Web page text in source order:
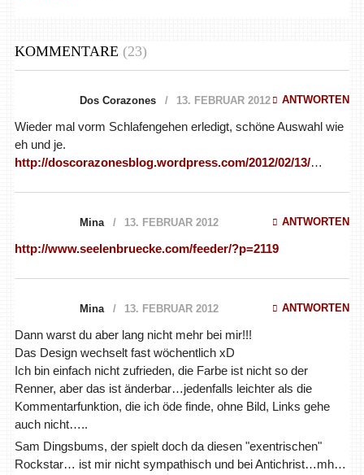
KOMMENTARE (23)
Dos Corazones 13. FEBRUAR 2012 ANTWORTEN
Wieder mal vorm Schlafengehen erledigt, schöne Auswahl wie
eh und je.
http://doscorazonesblog.wordpress.com/2012/02/13/…
Mina 13. FEBRUAR 2012 ANTWORTEN
http://www.seelenbruecke.com/feeder/?p=2119
Mina 13. FEBRUAR 2012 ANTWORTEN
Dann warst du aber lang nicht mehr bei mir!!!
Das Design wechselt fast wöchentlich xD
Ich bin einfach nicht zufrieden, die Farbe ist nicht so der
Renner, aber das ist änderbar…jedenfalls leichter als die
Kommentarfunktion, die ich öde finde, ohne Bild, Links gehe
auch nicht…..
Sam Dingsbums, der spielt doch da diesen "exentrischen"
Rockstar… ist mir nicht sympathisch und bei Antichrist…mh…